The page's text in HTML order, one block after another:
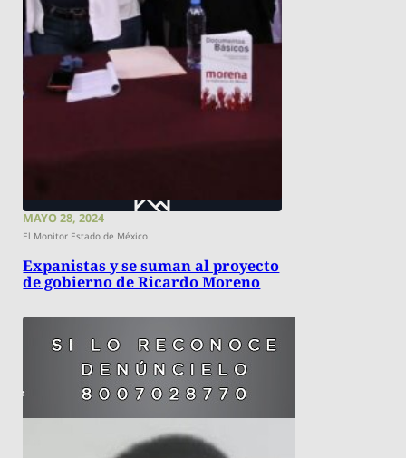
MAYO 28, 2024
El Monitor Estado de México
Expanistas y se suman al proyecto
de gobierno de Ricardo Moreno